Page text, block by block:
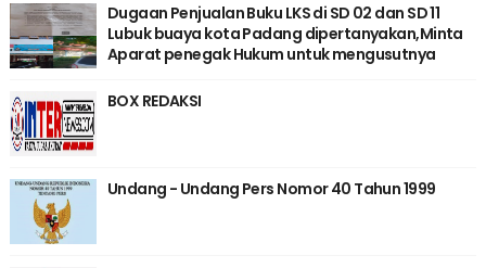
Dugaan Penjualan Buku LKS di SD 02 dan SD 11
Lubuk buaya kota Padang dipertanyakan,Minta
Aparat penegak Hukum untuk mengusutnya
BOX REDAKSI
Undang - Undang Pers Nomor 40 Tahun 1999